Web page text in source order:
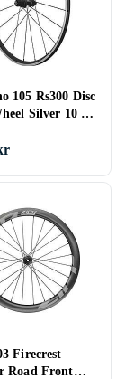
105 Rs300 Disc
Silver 10 x
/ /Sram HG
Firecrest
Road Front